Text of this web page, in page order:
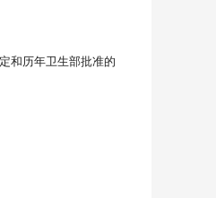
和历年卫生部批准的